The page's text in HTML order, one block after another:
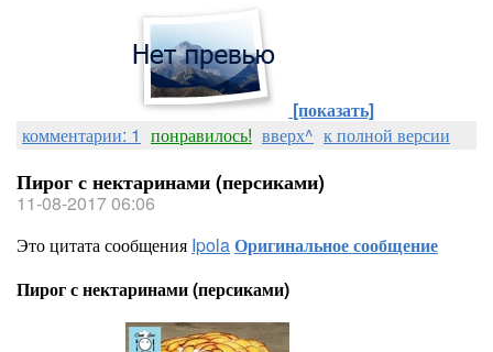
[показать]
комментарии: 1 понравилось! вверх^ к полной версии
Пирог с нектаринами (персиками)
11-08-2017 06:06
Это цитата сообщения IpolaОригинальное сообщение
Пирог с нектаринами (персиками)